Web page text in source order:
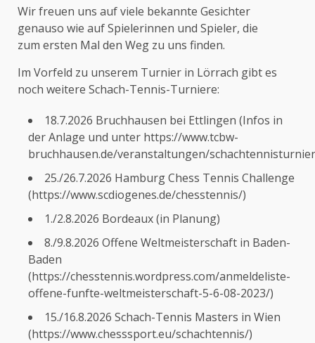
Wir freuen uns auf viele bekannte Gesichter
genauso wie auf Spielerinnen und Spieler, die
zum ersten Mal den Weg zu uns finden.
Im Vorfeld zu unserem Turnier in Lörrach gibt es
noch weitere Schach-Tennis-Turniere:
18.7.2026 Bruchhausen bei Ettlingen (Infos in
der Anlage und unter https://www.tcbw-
bruchhausen.de/veranstaltungen/schachtennisturnier
25./26.7.2026 Hamburg Chess Tennis Challenge
(https://www.scdiogenes.de/chesstennis/)
1./2.8.2026 Bordeaux (in Planung)
8./9.8.2026 Offene Weltmeisterschaft in Baden-
Baden
(https://chesstennis.wordpress.com/anmeldeliste-
offene-funfte-weltmeisterschaft-5-6-08-2023/)
15./16.8.2026 Schach-Tennis Masters in Wien
(https://www.chesssport.eu/schachtennis/)